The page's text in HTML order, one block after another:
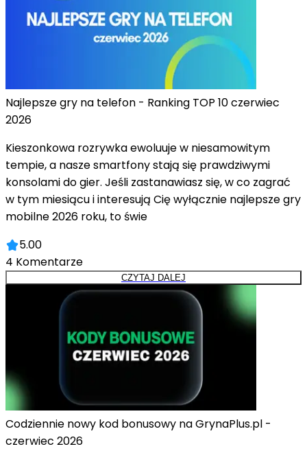
Najlepsze gry na telefon - Ranking TOP 10 czerwiec
2026
Kieszonkowa rozrywka ewoluuje w niesamowitym
tempie, a nasze smartfony stają się prawdziwymi
konsolami do gier. Jeśli zastanawiasz się, w co zagrać
w tym miesiącu i interesują Cię wyłącznie najlepsze gry
mobilne 2026 roku, to świe
5.00
4 Komentarze
CZYTAJ DALEJ
Codziennie nowy kod bonusowy na GrynaPlus.pl -
czerwiec 2026